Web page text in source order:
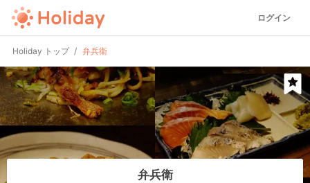
ログイン
Holiday トップ 弁兵衛
弁兵衛